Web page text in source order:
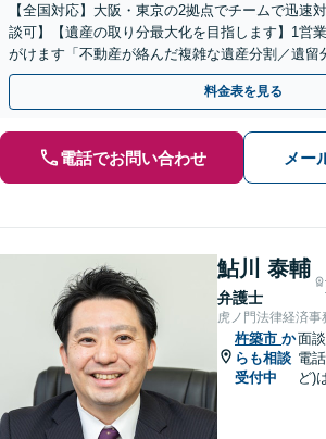
【全国対応】大阪・東京の2拠点でチームで迅速
談可】【遺産の取り分最大化を目指します】1営
がけます「不動産が絡んだ複雑な遺産分割／遺留
執行／事業承継など、お任せください」【休日相
料金表を見る
電話でお問い合わせ メー
鮎川 泰輔
弁護士
虎ノ門法律経済事
杵築市 か
らも相談
受付中
面
電
ど)